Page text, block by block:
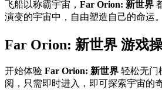
飞船以称霸宇宙， Far Orion: 新世界
演变的宇宙中，自由塑造自己的命运。
Far Orion: 新世界 游戏
开始体验 Far Orion: 新世界 轻松无门
阅，只需即时进入，即可探索宇宙的